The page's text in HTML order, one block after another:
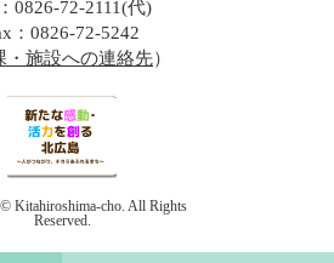
0826-72-2111(代)
：0826-72-5242
・施設への連絡先）
Kitahiroshima-cho. All Rights
Reserved.